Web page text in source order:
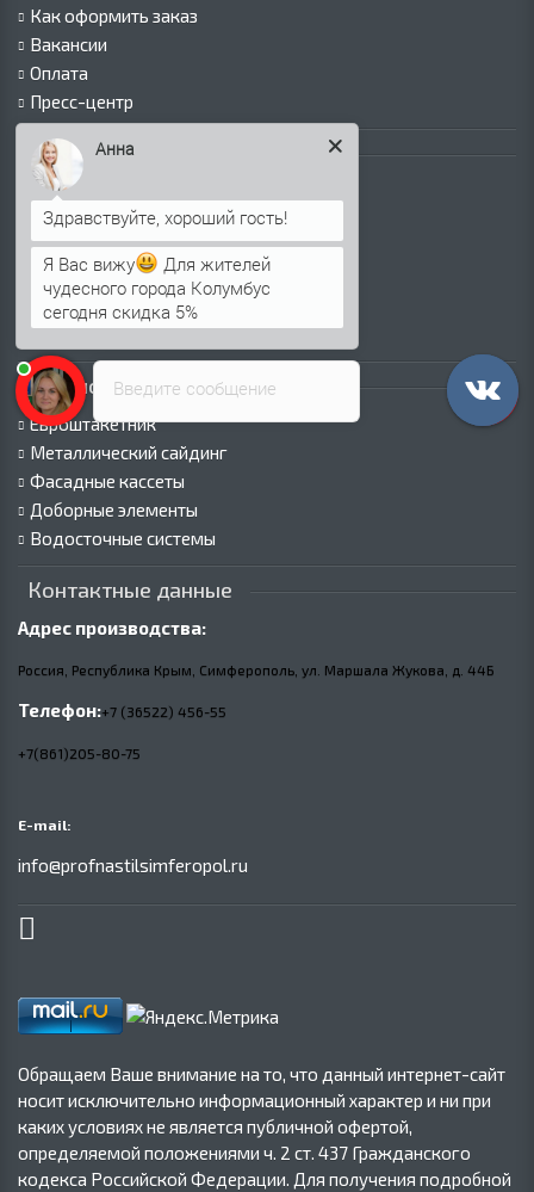
Как оформить заказ
Вакансии
Оплата
Пресс-центр
Каталог продукции
Профнастил для крыши
Профнастил для забора
Стеновой профнастил
Кровельные сэндвич-панели
Стеновые сэндвич-панели
Металлочерепица
Каталог продукции
Евроштакетник
Металлический сайдинг
Фасадные кассеты
Доборные элементы
Водосточные системы
Контактные данные
Адрес производства:
Россия, Республика Крым, Симферополь, ул. Маршала Жукова, д. 44Б
Телефон:+7 (36522) 456-55
+7(861)205-80-75
E-mail:
info@profnastilsimferopol.ru
Обращаем Ваше внимание на то, что данный интернет-сайт
носит исключительно информационный характер и ни при
каких условиях не является публичной офертой,
определяемой положениями ч. 2 ст. 437 Гражданского
кодекса Российской Федерации. Для получения подробной
Введите сообщение
Анна
Я Вас вижу
Для жителей
чудесного города Колумбус
сегодня скидка 5%